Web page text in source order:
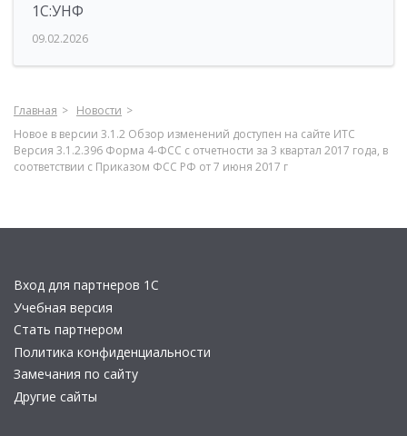
1С:УНФ
09.02.2026
Главная
Новости
Новое в версии 3.1.2 Обзор изменений доступен на сайте ИТС
Версия 3.1.2.396 Форма 4-ФСС с отчетности за 3 квартал 2017 года, в
соответствии с Приказом ФСС РФ от 7 июня 2017 г
Вход для партнеров 1С
Учебная версия
Стать партнером
Политика конфиденциальности
Замечания по сайту
Другие сайты